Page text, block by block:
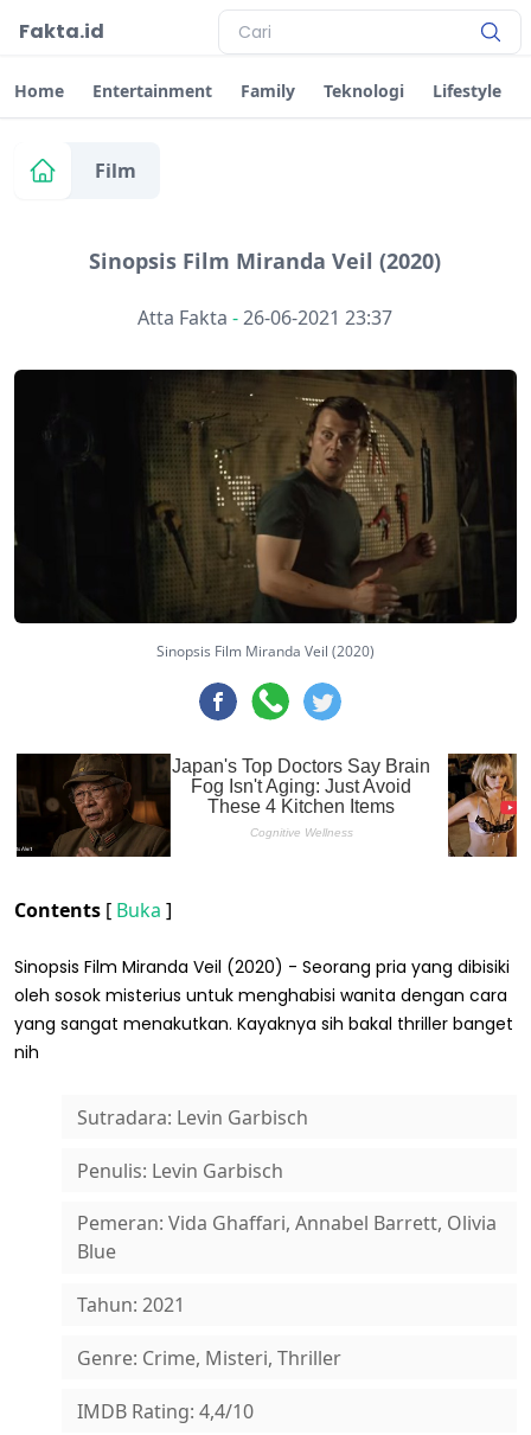
Fakta.id
Home Entertainment Family Teknologi Lifestyle
Film
Sinopsis Film Miranda Veil (2020)
Atta Fakta -26-06-2021 23:37
Sinopsis Film Miranda Veil (2020)
Contents [ Buka ]
Sinopsis Film Miranda Veil (2020) - Seorang pria yang dibisiki
oleh sosok misterius untuk menghabisi wanita dengan cara
yang sangat menakutkan. Kayaknya sih bakal thriller banget
nih
Sutradara: Levin Garbisch
Penulis: Levin Garbisch
Pemeran: Vida Ghaffari, Annabel Barrett, Olivia
Blue
Tahun: 2021
Genre: Crime, Misteri, Thriller
IMDB Rating: 4,4/10